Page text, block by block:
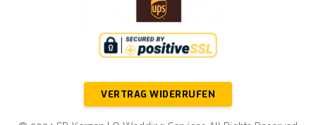
VERTRAG WIDERRUFEN